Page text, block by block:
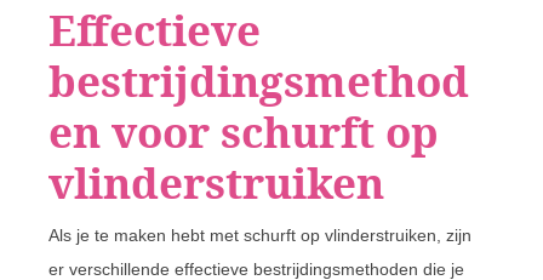
Effectieve
bestrijdingsmethod
en voor schurft op
vlinderstruiken
Als je te maken hebt met schurft op vlinderstruiken, zijn
er verschillende effectieve bestrijdingsmethoden die je